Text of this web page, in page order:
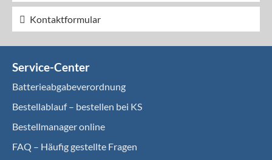
Kontaktformular
Service-Center
Batterieabgabeverordnung
Bestellablauf – bestellen bei KS
Bestellmanager online
FAQ – Häufig gestellte Fragen